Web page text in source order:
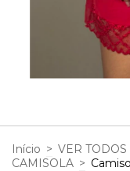
Início > VER
CAMISOLA >